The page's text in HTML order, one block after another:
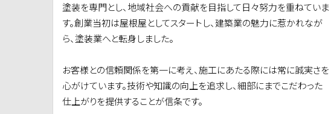
塗装を専門とし、地域社会への貢献を目指して日々努力を重ねていま
す。創業当初は屋根屋としてスタートし、建築業の魅力に惹かれなが
ら、塗装業へと転身しました。
お客様との信頼関係を第一に考え、施工にあたる際には常に誠実さを
心がけています。技術や知識の向上を追求し、細部にまでこだわった
仕上がりを提供することが信条です。